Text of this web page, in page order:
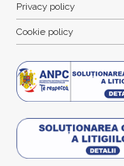
Privacy policy
Cookie policy